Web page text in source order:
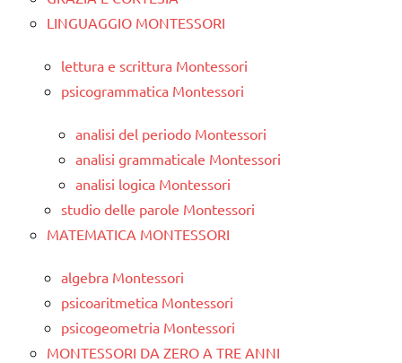
LINGUAGGIO MONTESSORI
lettura e scrittura Montessori
psicogrammatica Montessori
analisi del periodo Montessori
analisi grammaticale Montessori
analisi logica Montessori
studio delle parole Montessori
MATEMATICA MONTESSORI
algebra Montessori
psicoaritmetica Montessori
psicogeometria Montessori
MONTESSORI DA ZERO A TRE ANNI